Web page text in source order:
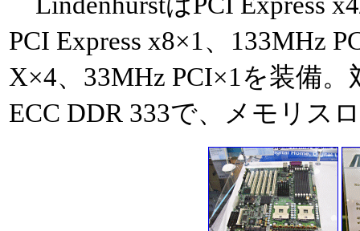
PCI Express x8×1、133MHz
X×4、33MHz PCI×1を装備。
ECC DDR 333で、メモリス